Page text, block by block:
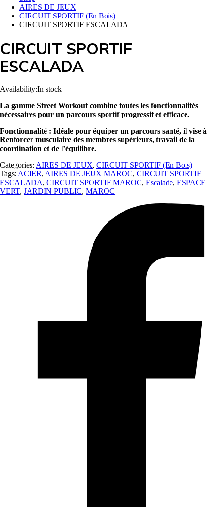
AIRES DE JEUX
CIRCUIT SPORTIF (En Bois)
CIRCUIT SPORTIF ESCALADA
CIRCUIT SPORTIF
ESCALADA
Availability:In stock
La gamme Street Workout combine toutes les fonctionnalités
nécessaires pour un parcours sportif progressif et efficace.
Fonctionnalité : Idéale pour équiper un parcours santé, il vise à
Renforcer musculaire des membres supérieurs, travail de la
coordination et de l’équilibre.
Categories: AIRES DE JEUX, CIRCUIT SPORTIF (En Bois)
Tags: ACIER, AIRES DE JEUX MAROC, CIRCUIT SPORTIF
ESCALADA, CIRCUIT SPORTIF MAROC, Escalade, ESPACE
VERT, JARDIN PUBLIC, MAROC